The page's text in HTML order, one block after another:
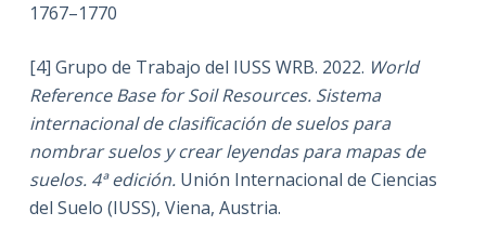
1767–1770
[4] Grupo de Trabajo del IUSS WRB. 2022. World
Reference Base for Soil Resources. Sistema
internacional de clasificación de suelos para
nombrar suelos y crear leyendas para mapas de
suelos. 4ª edición.Unión Internacional de Ciencias
del Suelo (IUSS), Viena, Austria.